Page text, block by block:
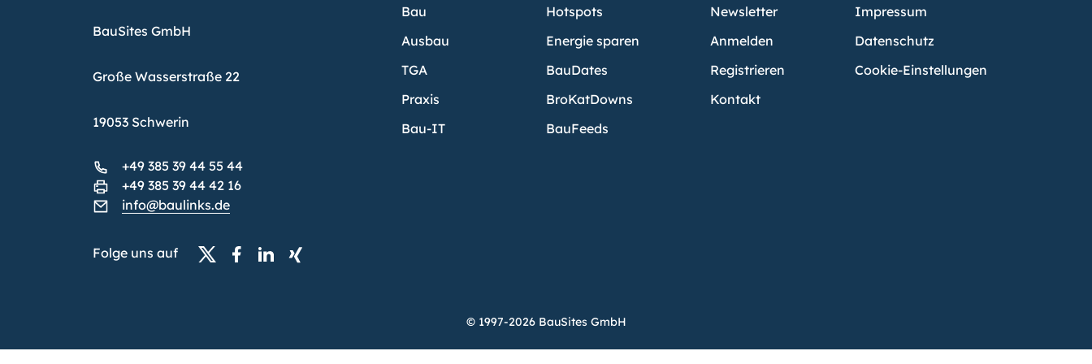
BauSites GmbH
Große Wasserstraße 22
19053 Schwerin
+49 385 39 44 55 44
+49 385 39 44 42 16
info@baulinks.de
Folge uns auf
Bau
Ausbau
TGA
Praxis
Bau-IT
Hotspots
Energie sparen
BauDates
BroKatDowns
BauFeeds
Newsletter
Anmelden
Registrieren
Kontakt
Impressum
Datenschutz
Cookie-Einstellungen
© 1997-2026 BauSites GmbH